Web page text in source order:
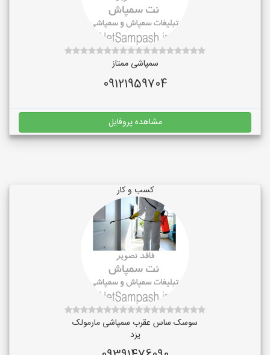
سمپاشی ممتاز
09121959704
مشاهده پروفایل
کسب و کار
سوسک ساس عقرب سمپاشی مارمولک
یزد